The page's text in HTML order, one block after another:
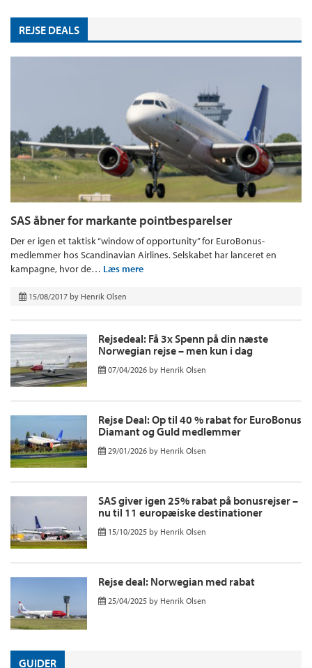
REJSE DEALS
SAS åbner for markante pointbesparelser
Der er igen et taktisk “window of opportunity” for EuroBonus-
medlemmer hos Scandinavian Airlines. Selskabet har lanceret en
kampagne, hvor de… Læs mere
15/08/2017 by Henrik Olsen
Rejsedeal: Få 3x Spenn på din næste
Norwegian rejse – men kun i dag
07/04/2026 by Henrik Olsen
Rejse Deal: Op til 40 % rabat for EuroBonus
Diamant og Guld medlemmer
29/01/2026 by Henrik Olsen
SAS giver igen 25% rabat på bonusrejser –
nu til 11 europæiske destinationer
15/10/2025 by Henrik Olsen
Rejse deal: Norwegian med rabat
25/04/2025 by Henrik Olsen
GUIDER